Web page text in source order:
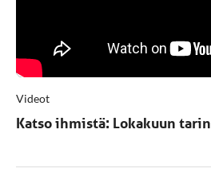
Videot
Katso ihmistä: Lokakuun